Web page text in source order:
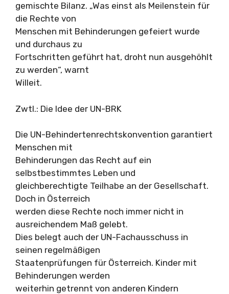
gemischte Bilanz. „Was einst als Meilenstein für
die Rechte von
Menschen mit Behinderungen gefeiert wurde
und durchaus zu
Fortschritten geführt hat, droht nun ausgehöhlt
zu werden“, warnt
Willeit.
Zwtl.: Die Idee der UN-BRK
Die UN-Behindertenrechtskonvention garantiert
Menschen mit
Behinderungen das Recht auf ein
selbstbestimmtes Leben und
gleichberechtigte Teilhabe an der Gesellschaft.
Doch in Österreich
werden diese Rechte noch immer nicht in
ausreichendem Maß gelebt.
Dies belegt auch der UN-Fachausschuss in
seinen regelmäßigen
Staatenprüfungen für Österreich. Kinder mit
Behinderungen werden
weiterhin getrennt von anderen Kindern